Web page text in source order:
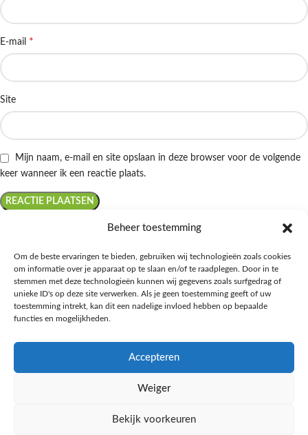
Beheer toestemming
Om de beste ervaringen te bieden, gebruiken wij technologieën zoals cookies
om informatie over je apparaat op te slaan en/of te raadplegen. Door in te
stemmen met deze technologieën kunnen wij gegevens zoals surfgedrag of
unieke ID's op deze site verwerken. Als je geen toestemming geeft of uw
toestemming intrekt, kan dit een nadelige invloed hebben op bepaalde
functies en mogelijkheden.
Accepteren
Weiger
Bekijk voorkeuren
E-mail *
Site
Mijn naam, e-mail en site opslaan in deze browser voor de volgende
keer wanneer ik een reactie plaats.
Ontdek de beste keto-vriendelijke keuzes van Albert Heijn, verrijk je
kennis met onze diepgaande blogs over het keto-dieet, en deel jouw
favoriete keto recepten in onze bruisende online gemeenschap!
Ketomaaltijd.nl 2025